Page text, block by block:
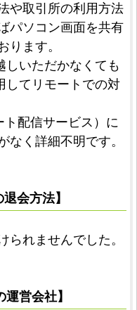
や取引所の利用方法
パソコン画面を共有
ります。
いただかなくても
してリモートでの対
配信サービス）に
なく詳細不明です。
会方法】
られませんでした。
営会社】